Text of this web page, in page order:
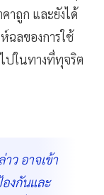
าถูก และยังได้
ฉลของการใช้
ปในทางที่ทุจริต
ว อาจเข้า
งกันและ